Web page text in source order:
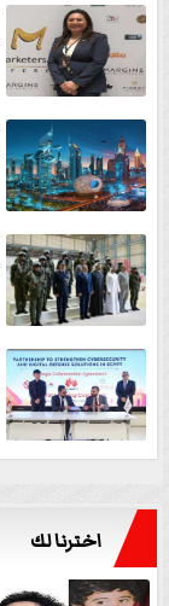
اخترنا لك